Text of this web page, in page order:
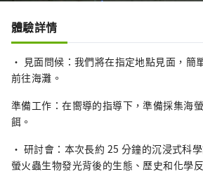
體驗詳情
• 見面問候：我們將在指定地點見面，簡
前往海灘。
準備工作：在嚮導的指導下，準備採集海
餌。
• 研討會：本次長約 25 分鐘的沉浸式科
螢火蟲生物發光背後的生態、歷史和化學